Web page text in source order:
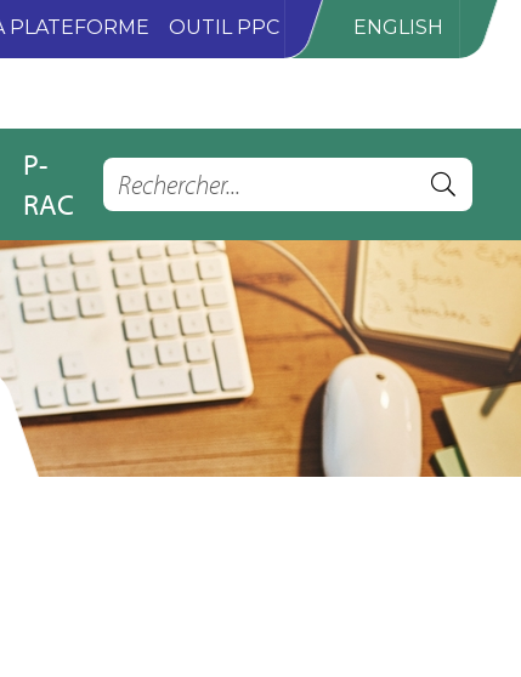
P-
RAC
PLATEFORME OUTIL PPC ENGLISH